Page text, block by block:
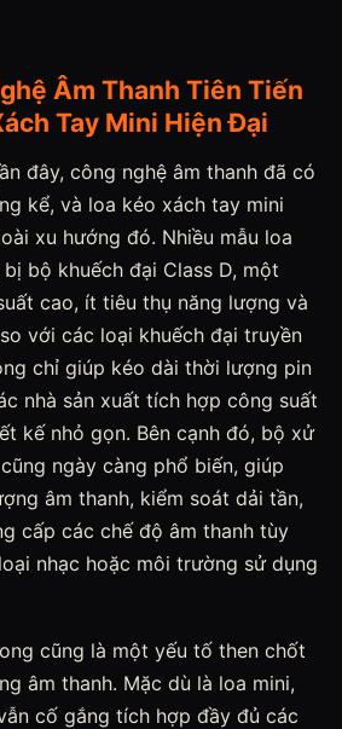
Âm Thanh Tiên Tiến
Tay Mini Hiện Đại
đây, công nghệ âm thanh đã có
kể, và loa kéo xách tay mini
xu hướng đó. Nhiều mẫu loa
bộ khuếch đại Class D, một
cao, ít tiêu thụ năng lượng và
với các loại khuếch đại truyền
chỉ giúp kéo dài thời lượng pin
nhà sản xuất tích hợp công suất
kế nhỏ gọn. Bên cạnh đó, bộ xử
ngày càng phổ biến, giúp
âm thanh, kiểm soát dải tần,
cấp các chế độ âm thanh tùy
nhạc hoặc môi trường sử dụng
cũng là một yếu tố then chốt
âm thanh. Mặc dù là loa mini,
cố gắng tích hợp đầy đủ các